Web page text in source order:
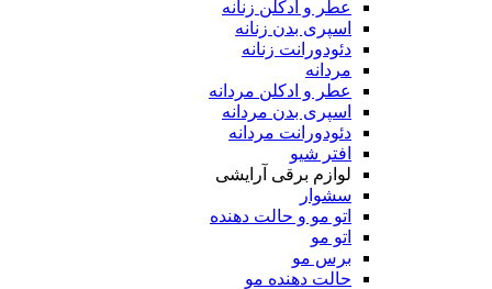
عطر و ادکلن زنانه
اسپری بدن زنانه
دئودورانت زنانه
مردانه
عطر و ادکلن مردانه
اسپری بدن مردانه
دئودورانت مردانه
افتر شیو
لوازم برقی آرایشی
سشوار
اتو مو و حالت دهنده
اتو مو
برس مو
حالت دهنده مو